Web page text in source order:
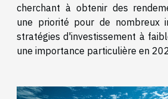
cherchant à obtenir des
une priorité pour de nombreux
stratégies d'investissement à
une importance particulière en